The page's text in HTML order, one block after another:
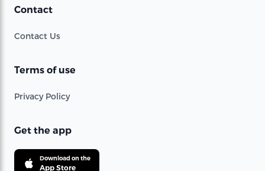
Contact
Contact Us
Terms of use
Privacy Policy
Get the app
Download on the
App Store